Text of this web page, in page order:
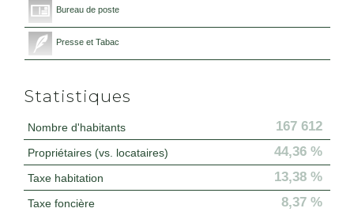
Bureau de poste
Presse et Tabac
Statistiques
Nombre d'habitants 167 612
Propriétaires (vs. locataires) 44,36 %
Taxe habitation 13,38 %
Taxe foncière 8,37 %